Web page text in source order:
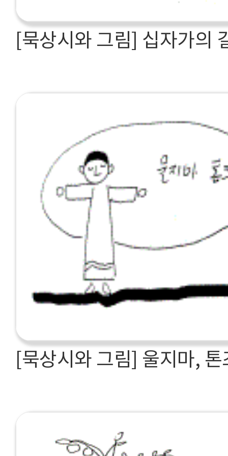
[묵상시와 그림] 십자가의
[묵상시와 그림] 울지마,